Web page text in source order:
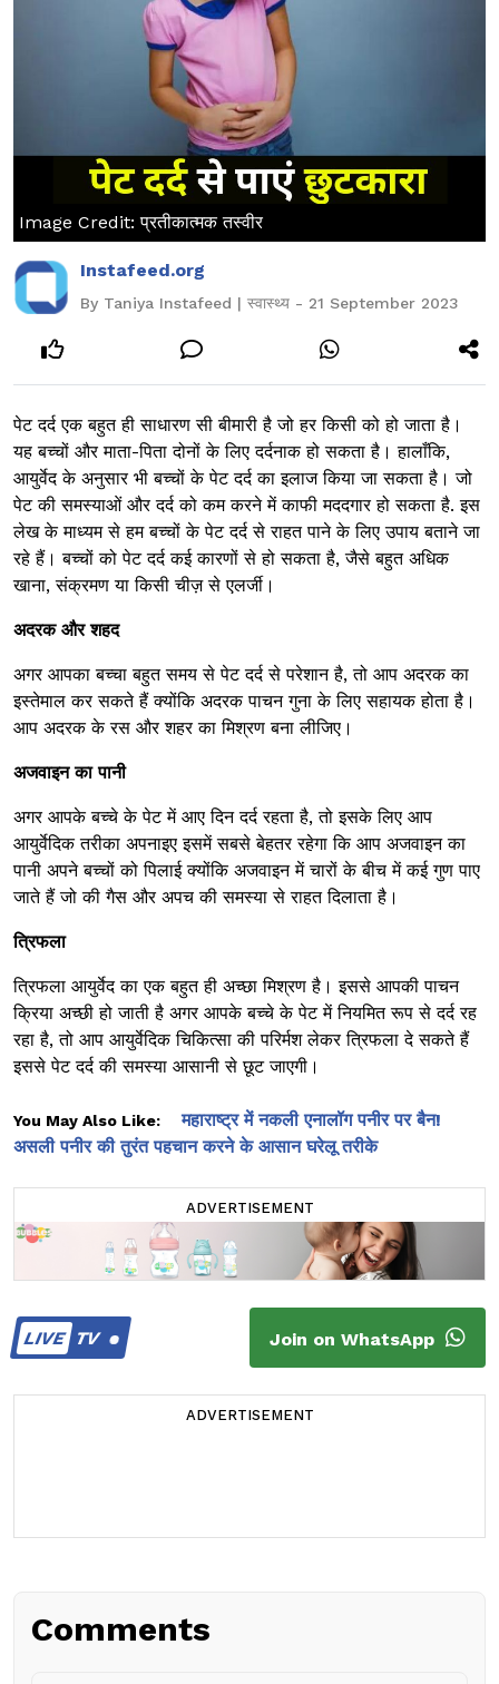
Image Credit: प्रतीकात्मक तस्वीर
Instafeed.org
By Taniya Instafeed | स्वास्थ्य - 21 September 2023
पेट दर्द एक बहुत ही साधारण सी बीमारी है जो हर किसी को हो जाता है।
यह बच्चों और माता-पिता दोनों के लिए दर्दनाक हो सकता है। हालाँकि,
आयुर्वेद के अनुसार भी बच्चों के पेट दर्द का इलाज किया जा सकता है। जो
पेट की समस्याओं और दर्द को कम करने में काफी मददगार हो सकता है. इस
लेख के माध्यम से हम बच्चों के पेट दर्द से राहत पाने के लिए उपाय बताने जा
रहे हैं। बच्चों को पेट दर्द कई कारणों से हो सकता है, जैसे बहुत अधिक
खाना, संक्रमण या किसी चीज़ से एलर्जी।
अदरक और शहद
अगर आपका बच्चा बहुत समय से पेट दर्द से परेशान है, तो आप अदरक का
इस्तेमाल कर सकते हैं क्योंकि अदरक पाचन गुना के लिए सहायक होता है।
आप अदरक के रस और शहर का मिश्रण बना लीजिए।
अजवाइन का पानी
अगर आपके बच्चे के पेट में आए दिन दर्द रहता है, तो इसके लिए आप
आयुर्वेदिक तरीका अपनाइए इसमें सबसे बेहतर रहेगा कि आप अजवाइन का
पानी अपने बच्चों को पिलाई क्योंकि अजवाइन में चारों के बीच में कई गुण पाए
जाते हैं जो की गैस और अपच की समस्या से राहत दिलाता है।
त्रिफला
त्रिफला आयुर्वेद का एक बहुत ही अच्छा मिश्रण है। इससे आपकी पाचन
क्रिया अच्छी हो जाती है अगर आपके बच्चे के पेट में नियमित रूप से दर्द रह
रहा है, तो आप आयुर्वेदिक चिकित्सा की परिर्मश लेकर त्रिफला दे सकते हैं
इससे पेट दर्द की समस्या आसानी से छूट जाएगी।
You May Also Like:
महाराष्ट्र में नकली एनालॉग पनीर पर बैन!
असली पनीर की तुरंत पहचान करने के आसान घरेलू तरीके
ADVERTISEMENT
LIVETV Join on WhatsApp
ADVERTISEMENT
Comments